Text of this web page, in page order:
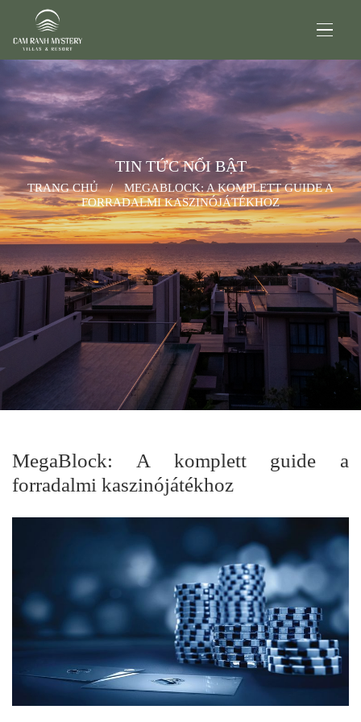
TIN TỨC NỔI BẬT
TRANG CHỦ /
MEGABLOCK: A KOMPLETT GUIDE A
FORRADALMI KASZINÓJÁTÉKHOZ
MegaBlock: A komplett guide a
forradalmi kaszinójátékhoz